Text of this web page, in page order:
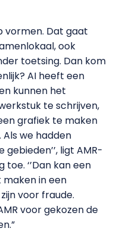
vormen. Dat gaat
ook
toetsing. Dan kom
AI heeft een
kunnen het
te schrijven,
grafiek te maken
we hadden
ligt AMR-
‘’Dan kan een
in een
voor fraude.
voor gekozen de